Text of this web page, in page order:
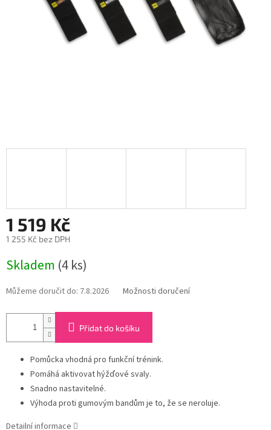
1 519 Kč
1 255 Kč bez DPH
cena:
Skladem (4 ks)
Můžeme doručit do: 7.8.2026 Možnosti doručení
Přidat do košíku
Pomůcka vhodná pro funkční trénink.
Pomáhá aktivovat hýžďové svaly.
Snadno nastavitelné.
Výhoda proti gumovým bandům je to, že se neroluje.
Detailní informace